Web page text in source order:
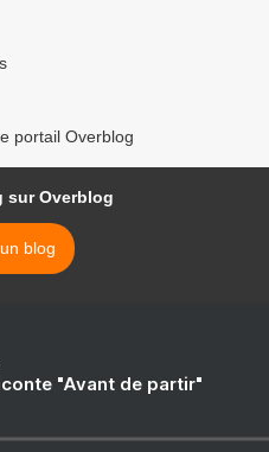
portail Overblog
sur Overblog
blog
"Avant de partir"